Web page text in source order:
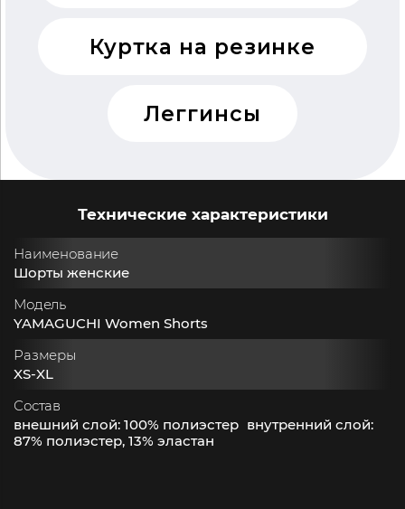
Куртка на резинке
Леггинсы
Технические характеристики
Наименование
Шорты женские
Модель
YAMAGUCHI Women Shorts
Размеры
XS-XL
Состав
внешний слой: 100% полиэстер внутренний слой:
87% полиэстер, 13% эластан